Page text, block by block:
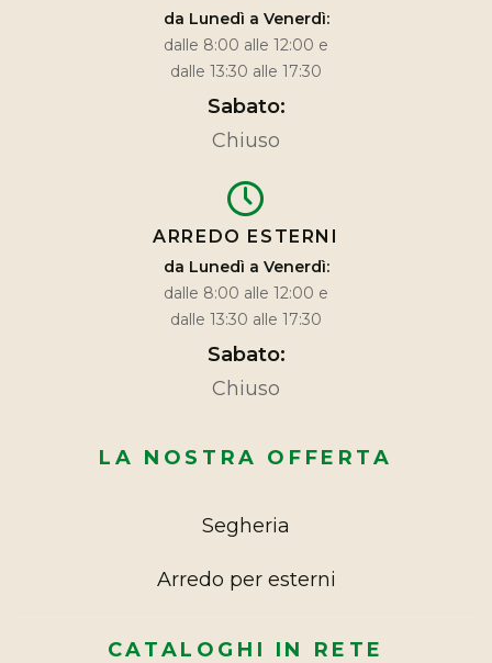
da Lunedì a Venerdì:
dalle 8:00 alle 12:00 e
dalle 13:30 alle 17:30
Sabato:
Chiuso
ARREDO ESTERNI
da Lunedì a Venerdì:
dalle 8:00 alle 12:00 e
dalle 13:30 alle 17:30
Sabato:
Chiuso
LA NOSTRA OFFERTA
Segheria
Arredo per esterni
CATALOGHI IN RETE